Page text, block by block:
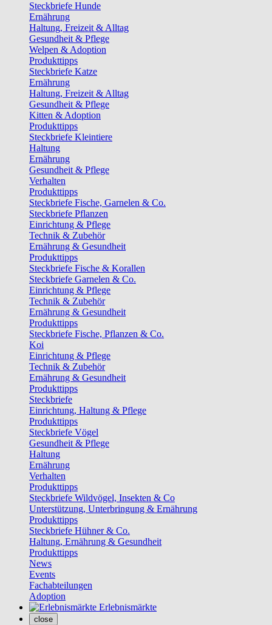
Steckbriefe Hunde
Ernährung
Haltung, Freizeit & Alltag
Gesundheit & Pflege
Welpen & Adoption
Produkttipps
Steckbriefe Katze
Ernährung
Haltung, Freizeit & Alltag
Gesundheit & Pflege
Kitten & Adoption
Produkttipps
Steckbriefe Kleintiere
Haltung
Ernährung
Gesundheit & Pflege
Verhalten
Produkttipps
Steckbriefe Fische, Garnelen & Co.
Steckbriefe Pflanzen
Einrichtung & Pflege
Technik & Zubehör
Ernährung & Gesundheit
Produkttipps
Steckbriefe Fische & Korallen
Steckbriefe Garnelen & Co.
Einrichtung & Pflege
Technik & Zubehör
Ernährung & Gesundheit
Produkttipps
Steckbriefe Fische, Pflanzen & Co.
Koi
Einrichtung & Pflege
Technik & Zubehör
Ernährung & Gesundheit
Produkttipps
Steckbriefe
Einrichtung, Haltung & Pflege
Produkttipps
Steckbriefe Vögel
Gesundheit & Pflege
Haltung
Ernährung
Verhalten
Produkttipps
Steckbriefe Wildvögel, Insekten & Co
Unterstützung, Unterbringung & Ernährung
Produkttipps
Steckbriefe Hühner & Co.
Haltung, Ernährung & Gesundheit
Produkttipps
News
Events
Fachabteilungen
Adoption
Erlebnismärkte
close